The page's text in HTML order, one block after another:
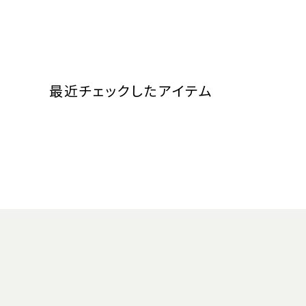
最近チェックしたアイテム